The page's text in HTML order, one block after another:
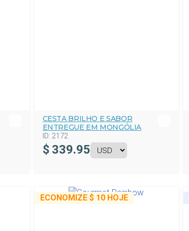
CESTA BRILHO E SABOR
ENTREGUE EM MONGÓLIA
ID: 2172
$ 339.95
ECONOMIZE $ 10HOJE